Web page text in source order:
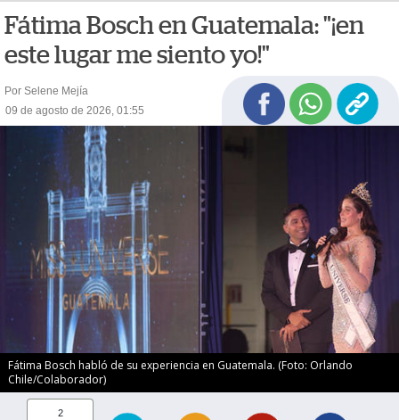
Fátima Bosch en Guatemala: "¡en
este lugar me siento yo!"
Por Selene Mejía
09 de agosto de 2026, 01:55
Fátima Bosch habló de su experiencia en Guatemala. (Foto: Orlando
Chile/Colaborador)
2